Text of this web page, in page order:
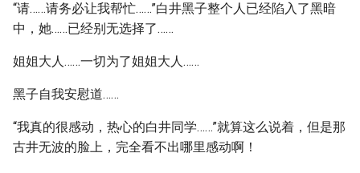
“请……请务必让我帮忙……”白井黑子整个人已经陷入了黑暗
中，她……已经别无选择了……
姐姐大人……一切为了姐姐大人……
黑子自我安慰道……
“我真的很感动，热心的白井同学……”就算这么说着，但是那
古井无波的脸上，完全看不出哪里感动啊！